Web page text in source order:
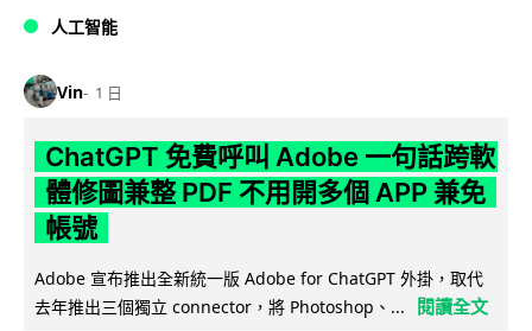
人工智能
Vin 1 日
ChatGPT 免費呼叫 Adobe 一句話跨軟
體修圖兼整 PDF 不用開多個 APP 兼免
帳號
Adobe 宣布推出全新統一版 Adobe for ChatGPT 外掛，取代
去年推出三個獨立 connector，將 Photoshop、...
閱讀全文